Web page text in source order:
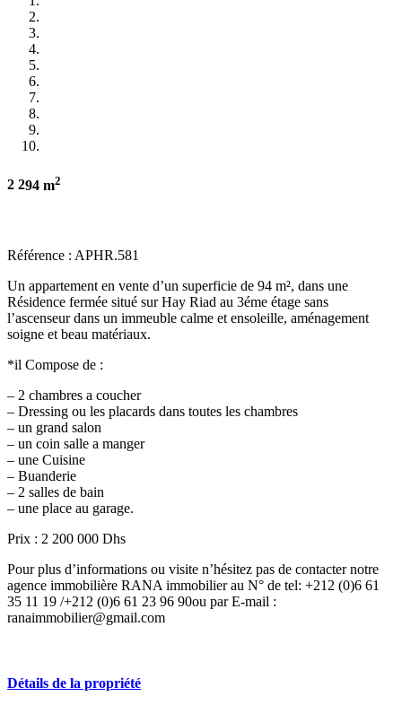
2 294 m2
Référence : APHR.581
Un appartement en vente d’un superficie de 94 m², dans une
Résidence fermée situé sur Hay Riad au 3éme étage sans
l’ascenseur dans un immeuble calme et ensoleille, aménagement
soigne et beau matériaux.
*il Compose de :
– 2 chambres a coucher
– Dressing ou les placards dans toutes les chambres
– un grand salon
– un coin salle a manger
– une Cuisine
– Buanderie
– 2 salles de bain
– une place au garage.
Prix : 2 200 000 Dhs
Pour plus d’informations ou visite n’hésitez pas de contacter notre
agence immobilière RANA immobilier au N° de tel: +212 (0)6 61
35 11 19 /+212 (0)6 61 23 96 90ou par E-mail :
ranaimmobilier@gmail.com
Détails de la propriété